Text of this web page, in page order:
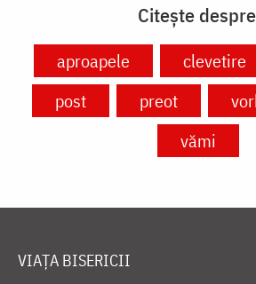
Citește
aproapele clevetire
post
preot
vămi
VIAȚA BISERICII